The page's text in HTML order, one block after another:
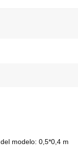
modelo: 0,5*0,4 m